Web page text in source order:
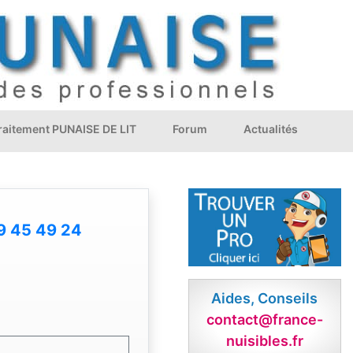
PUNAISE DE LIT Forum Actualités
45 49 24
Aides, Conseils
contact@france-
nuisibles.fr